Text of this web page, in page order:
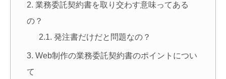
業務委託契約書を取り交わす意味ってある
の？
発注書だけだと問題なの？
Web制作の業務委託契約書のポイントについ
て